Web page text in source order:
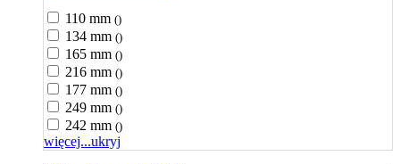
110 mm ()
134 mm ()
165 mm ()
216 mm ()
177 mm ()
249 mm ()
242 mm ()
więcej...ukryj